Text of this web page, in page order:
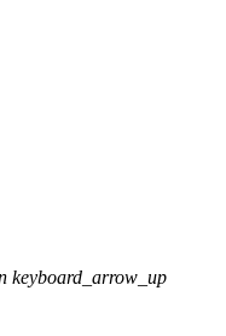
keyboard_arrow_up